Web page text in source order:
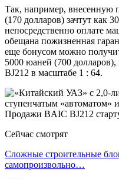
Так, например, внесенную
(170 долларов) зачтут как
непосредственно оплате
обещана пожизненная
еще бонусом можно
5000 юаней (700
BJ212 в масштабе 1 : 64.
Сейчас смотрят
Сложные строительные
самопроизвольно…